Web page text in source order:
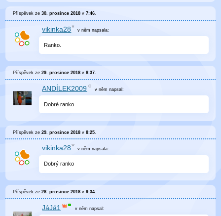
Příspěvek ze30. prosince 2018 v7:46.
vikinka28 v něm napsala:
Ranko.
Příspěvek ze29. prosince 2018 v8:37.
ANDÍLEK2009 v němnapsal:
Dobré ranko
Příspěvek ze29. prosince 2018 v8:25
vikinka28 v něm napsala:
Dobrý ranko
Příspěvek ze28. prosince 2018 v9:34
JáJá1 v něm napsal: